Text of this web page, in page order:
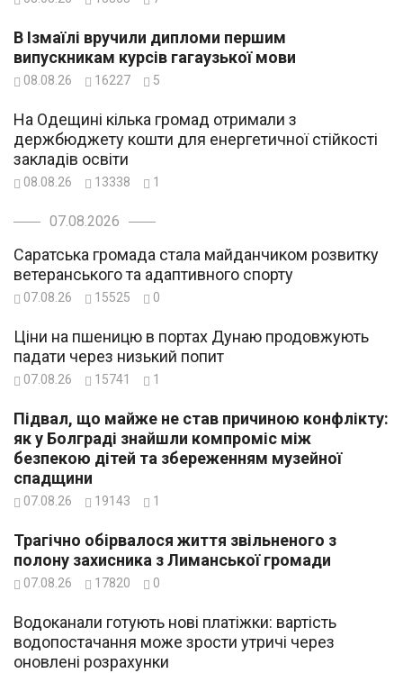
В Ізмаїлі вручили дипломи першим
випускникам курсів гагаузької мови
08.08.26 16227 5
На Одещині кілька громад отримали з
держбюджету кошти для енергетичної стійкості
закладів освіти
08.08.26 13338 1
07.08.2026
Саратська громада стала майданчиком розвитку
ветеранського та адаптивного спорту
07.08.26 15525 0
Ціни на пшеницю в портах Дунаю продовжують
падати через низький попит
07.08.26 15741 1
Підвал, що майже не став причиною конфлікту:
як у Болграді знайшли компроміс між
безпекою дітей та збереженням музейної
спадщини
07.08.26 19143 1
Трагічно обірвалося життя звільненого з
полону захисника з Лиманської громади
07.08.26 17820 0
Водоканали готують нові платіжки: вартість
водопостачання може зрости утричі через
оновлені розрахунки